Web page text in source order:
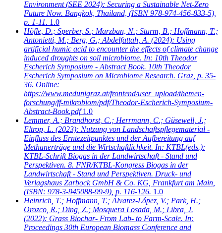
Environment (SEE 2024): Securing a Sustainable Net-Zero
Future Now. Bangkok, Thailand, (ISBN 978-974-456-833-5),
p. 1-11. 1.0
Höfle, D.; Sperber, S.; Marzban, N.; Sturm, B.; Hoffmann, T.;
Antonietti, M.; Berg, G.; Abdelfattah, A. (2024): Using
artificial humic acid to encounter the effects of climate change
induced droughts on soil microbiome. In: 10th Theodor
Escherich Symposium - Abstract Book. 10th Theodor
Escherich Symposium on Microbiome Research. Graz, p. 35-
36. Online:
https://www.medunigraz.at/frontend/user_upload/themen-
forschung/ff-mikrobiom/pdf/Theodor-Escherich-Symposium-
Abstract-Book.pdf 1.0
Lemmer, A.; Brandhorst, C.; Herrmann, C.; Güsewell, J.;
Eltrop, L. (2023): Nutzung von Landschaftspflegematerial -
Einfluss des Erntezeitpunktes und der Aufbereitung auf
Methanerträge und die Wirtschaftlichkeit. In: KTBL(eds.):
KTBL-Schrift Biogas in der Landwirtschaft - Stand und
Perspektiven. 8. FNR/KTBL-Kongress Biogas in der
Landwirtschaft - Stand und Perspektiven. Druck- und
Verlagshaus Zarbock GmbH & Co. KG, Frankfurt am Main,
(ISBN: 978-3-945088-99-9), p. 116-126. 1.0
Heinrich, T.; Hoffmann, T.; Álvarez-López, V.; Park, H.;
Orozco, R.; Ding, Z.; Mosquera Losada, M.; Libra, J.
(2022): Grass Biochar- From Lab- to Farm-Scale. In:
Proceedings 30th European Biomass Conference and